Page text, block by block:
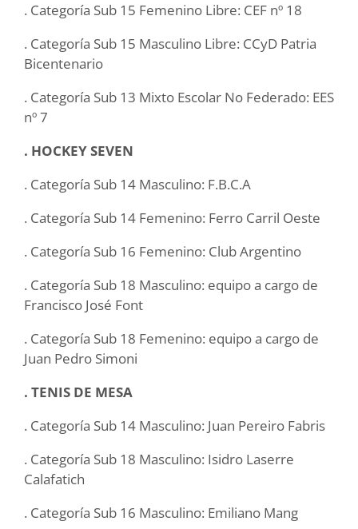
. Categoría Sub 15 Femenino Libre: CEF nº 18
. Categoría Sub 15 Masculino Libre: CCyD Patria
Bicentenario
. Categoría Sub 13 Mixto Escolar No Federado: EES
nº 7
. HOCKEY SEVEN
. Categoría Sub 14 Masculino: F.B.C.A
. Categoría Sub 14 Femenino: Ferro Carril Oeste
. Categoría Sub 16 Femenino: Club Argentino
. Categoría Sub 18 Masculino: equipo a cargo de
Francisco José Font
. Categoría Sub 18 Femenino: equipo a cargo de
Juan Pedro Simoni
. TENIS DE MESA
. Categoría Sub 14 Masculino: Juan Pereiro Fabris
. Categoría Sub 18 Masculino: Isidro Laserre
Calafatich
. Categoría Sub 16 Masculino: Emiliano Mang